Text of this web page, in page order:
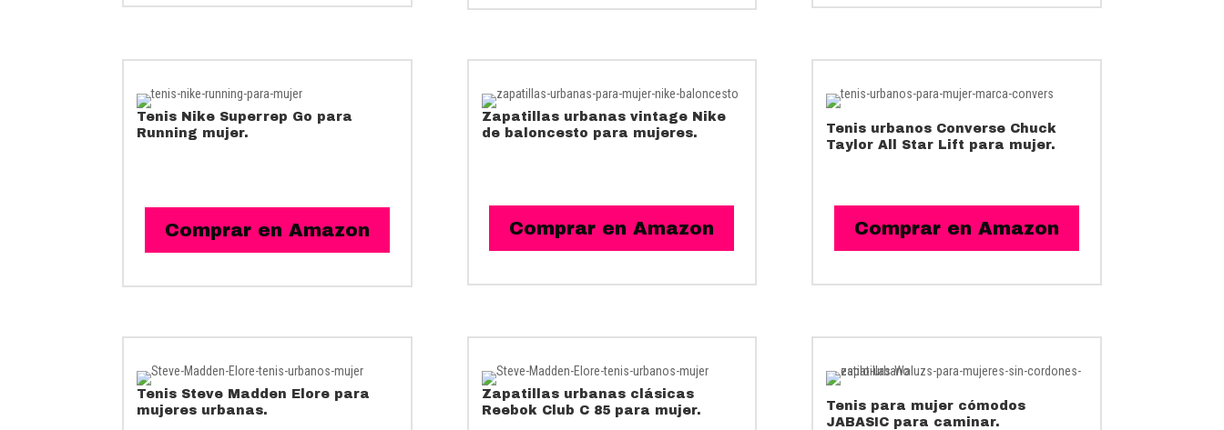
Tenis Nike Superrep Go para
Running mujer.
Comprar en Amazon
Zapatillas urbanas vintage Nike
de baloncesto para mujeres.
Comprar en Amazon
Tenis urbanos Converse Chuck
Taylor All Star Lift para mujer.
Comprar en Amazon
Tenis Steve Madden Elore para
mujeres urbanas.
Zapatillas urbanas clásicas
Reebok Club C 85 para mujer.
Tenis para mujer cómodos
JABASIC para caminar.